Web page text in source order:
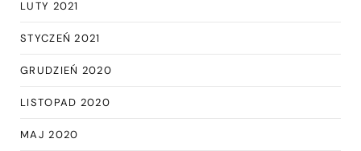
LUTY 2021
STYCZEŃ 2021
GRUDZIEŃ 2020
LISTOPAD 2020
MAJ 2020